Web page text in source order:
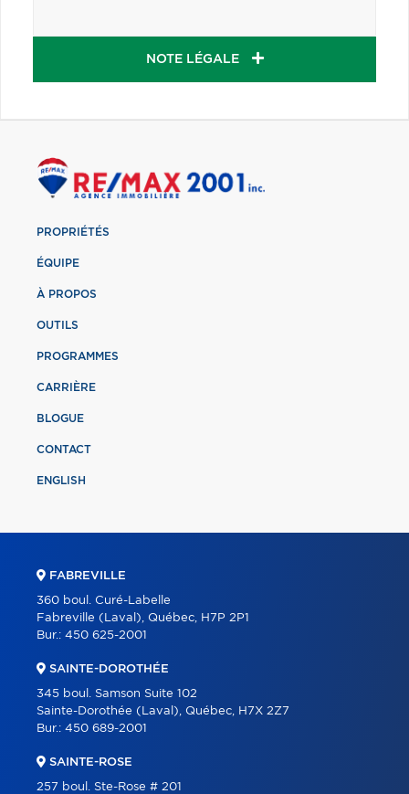
NOTE LÉGALE
PROPRIÉTÉS
ÉQUIPE
À PROPOS
OUTILS
PROGRAMMES
CARRIÈRE
BLOGUE
CONTACT
ENGLISH
FABREVILLE
360 boul. Curé-Labelle
Fabreville (Laval), Québec, H7P 2P1
Bur.: 450 625-2001
SAINTE-DOROTHÉE
345 boul. Samson Suite 102
Sainte-Dorothée (Laval), Québec, H7X 2Z7
Bur.: 450 689-2001
SAINTE-ROSE
257 boul. Ste-Rose # 201